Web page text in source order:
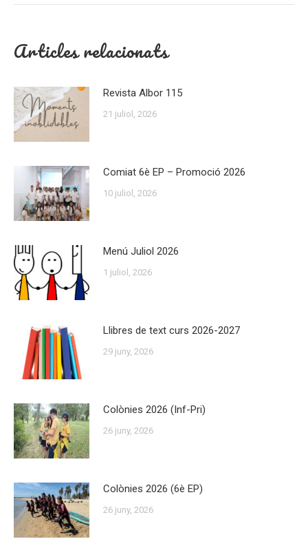
Articles relacionats
Revista Albor 115
21 juliol, 2026
Comiat 6è EP – Promoció 2026
10 juliol, 2026
Menú Juliol 2026
1 juliol, 2026
Llibres de text curs 2026-2027
29 juny, 2026
Colònies 2026 (Inf-Pri)
26 juny, 2026
Colònies 2026 (6è EP)
26 juny, 2026